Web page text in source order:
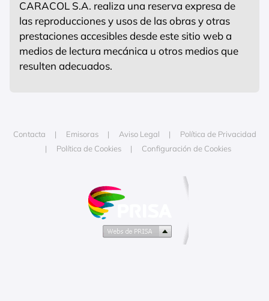
CARACOL S.A. realiza una reserva expresa de
las reproducciones y usos de las obras y otras
prestaciones accesibles desde este sitio web a
medios de lectura mecánica u otros medios que
resulten adecuados.
Contacta Emisoras Aviso Legal
Política de Privacidad
Política de Cookies
Configuración de Cookies